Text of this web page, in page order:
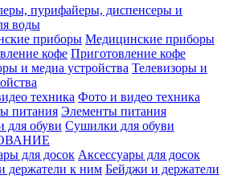
пурифайеры, диспенсеры и
воды
Медицинские приборы
Приготовление кофе
Телевизоры и
Фото и видео техника
Элементы питания
Сушилки для обуви
Аксессуары для досок
Бейджи и держатели